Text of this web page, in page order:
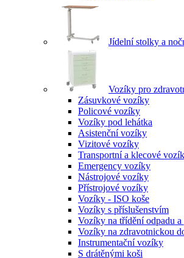
Jídelní stolky a
Vozíky pro
Zásuvkové vozíky
Policové vozíky
Vozíky pod lehátka
Asistenční vozíky
Vizitové vozíky
Transportní a klecové
Emergency vozíky
Nástrojové vozíky
Přístrojové vozíky
Vozíky - ISO koše
Vozíky s příslušenstvím
Vozíky na třídění odpadu a
Vozíky na zdravotnickou
Instrumentační vozíky
S drátěnými koši